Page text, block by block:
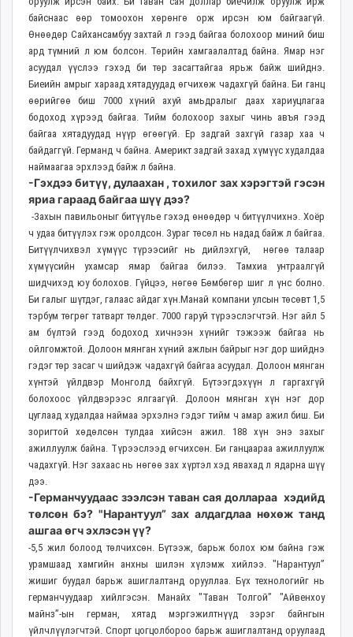
байснаас өөр томоохон хөрөнгө орж ирсэн юм байгаагүй.
Өнөөдөр Сайхансамбуу захтай л гээд байгаа болохоор миний биш
ард түмний л юм болсон. Төрийн хамгаалалтад байна. Ямар нэг
асуудал үүслээ гэхэд би төр засагтайгаа ярьж байж шийднэ.
Биеийн амрыг хараад хятадуудад өгчихөж чадахгүй байна. Би ганц
өөрийгөө биш 7000 хүний ахуй амьдралыг даах хариуцлагаа
бодоход хүрээд байгаа. Тийм болохоор захыг чинь авъя гээд
байгаа хятадуудад нүүр өгөөгүй. Ер задгай захгүй газар хаа ч
байдаггүй. Германд ч байна. Америкт задгай захад хүмүүс худалдаа
наймаагаа эрхлээд байж л байна.
-Гэхдээ битүү, дулаахан , тохилог зах хэрэгтэй гэсэн
яриа гараад байгаа шүү дээ?
-Захын павильоныг битүүлье гэхэд өнөөдөр ч битүүлчихнэ. Хоёр
ч удаа битүүлэх гэж оролдсон. Зураг төсөл нь надад байж л байгаа.
Битүүлчихвэл хүмүүс түрээсийг нь дийлэхгүй, нөгөө талаар
хүмүүсийн ухамсар ямар байгаа билээ. Тамхиа унтраалгүй
шидчихэд юу болохов. Гүйцээ, нөгөө Бөмбөгөр шиг л үнс болно.
Би галыг шүтдэг, галаас айдаг хүн.Манай компани улсын төсөвт 1,5
тэрбум төгрөг татварт төлдөг. 7000 гаруй түрээслэгчтэй. Нэг айл 5
ам бүлтэй гээд бодоход хичнээн хүнийг тэжээж байгаа нь
ойлгомжтой. Долоон мянган хүний ажлын байрыг нэг дор шийднэ
гэдэг төр засаг ч шийдэж чадахгүй байгаа асуудал. Долоон мянган
хүнтэй үйлдвэр Монголд байхгүй. Бүтээгдэхүүн л гаргахгүй
болохоос үйлдвэрээс ялгаагүй. Долоон мянган хүн нэг дор
цуглаад худалдаа наймаа эрхэлнэ гэдэг тийм ч амар ажил биш. Би
зоригтой хөдөлсөн тулдаа хийсэн ажил. 188 хүн энэ захыг
ажиллуулж байна. Түрээслээд өгчихсөн. Би ганцаараа ажиллуулж
чадахгүй. Нэг захаас нь нөгөө зах хүртэл хэд явахад л ядарна шүү
дээ.
-Германчуудаас зээлсэн таван сая доллараа хэдийд
төлсөн бэ? "Нарантуул” зах алдагдлаа нөхөж танд
ашгаа өгч эхлэсэн үү?
-5,5 жил болоод төлчихсөн. Бүтээж, барьж болох юм байна гэж
урамшаад хамгийн анхны шилэн хүлэмж хийлээ. "Нарантуул”
жишиг буудал барьж ашиглалтанд орууллаа. Бүх технологийг нь
германчуудаар хийлгэсэн. Манайх "Таван Толгой” "Айвенхоу
майнз”-ын герман, хятад мэргэжилтнүүд зэрэг байнгын
үйлчлүүлэгчтэй. Спорт цогцолбороо барьж ашиглалтанд оруулаад